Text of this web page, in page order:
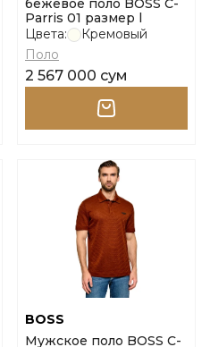
бежевое поло BOSS C-
Parris 01 размер l
Цвета:
Кремовый
Поло
2 567 000 сум
BOSS
Мужское поло BOSS C-